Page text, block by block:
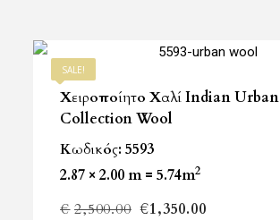
SALE!
Χειροποίητο Χαλί Indian Urban
Collection Wool
Κωδικός: 5593
2.87 × 2.00 m = 5.74m2
€ 2,500.00 Original
€1,350.00Η